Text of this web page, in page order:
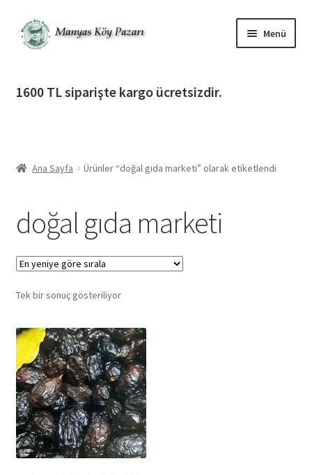
Dolaşıma
geç
İçeriğe
geç
Menü
genişlet
İletişim
1600 TL siparişte kargo ücretsizdir.
Ana Sayfa Ürünler “doğal gıda marketi” olarak etiketlendi
doğal gıda marketi
Tek bir sonuç gösteriliyor